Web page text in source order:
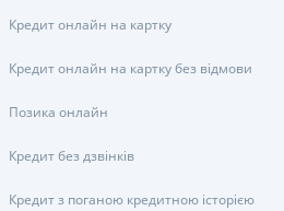
Кредит онлайн на картку
Кредит онлайн на картку без відмови
Позика онлайн
Кредит без дзвінків
Кредит з поганою кредитною історією